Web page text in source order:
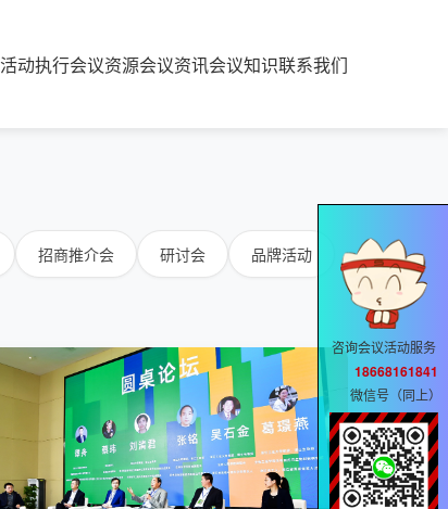
活动执行会议资源会议资讯会议知识联系我们
招商推介会 研讨会 品牌活动
咨询会议活动服务
18668161841
微信号（同上）